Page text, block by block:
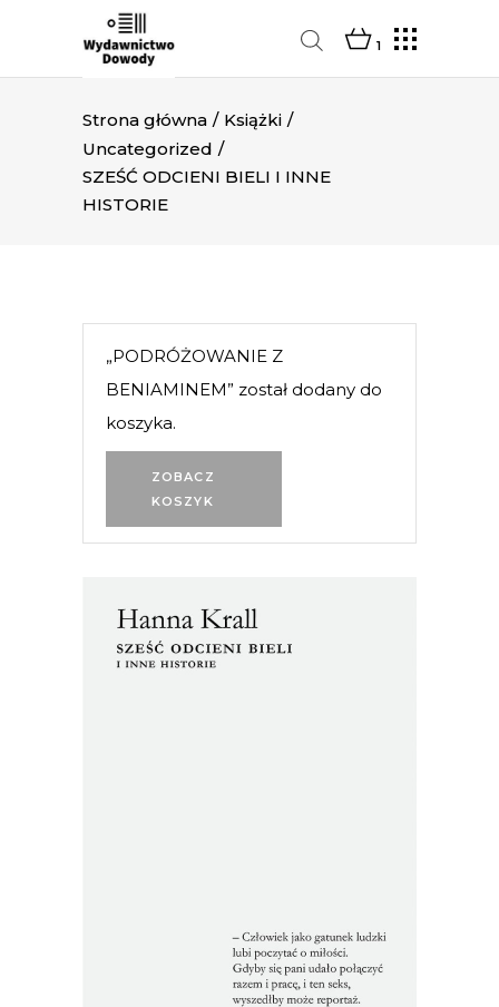
1
Strona główna / Książki /
Uncategorized /
SZEŚĆ ODCIENI BIELI I INNE
HISTORIE
ZOBACZ
KOSZYK
„PODRÓŻOWANIE Z
BENIAMINEM” został dodany do
koszyka.